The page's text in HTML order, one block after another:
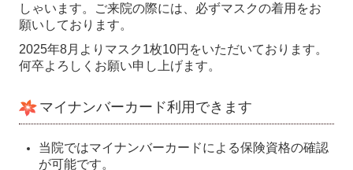
しゃいます。
ご来院の際には、必ずマスクの着用をお
願いしております。
2025年8月よりマスク1枚10円をいただいております。
何卒よろしくお願い申し上げます。
マイナンバーカード利用できます
当院ではマイナンバーカードによる保険資格の確認
が可能です。